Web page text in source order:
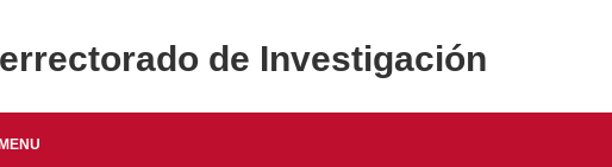
de Investigación
MENU